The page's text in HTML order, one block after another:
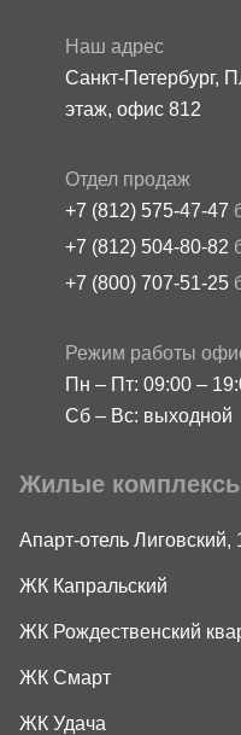
Наш адрес
Санкт-Петербург,
этаж, офис 812
Отдел продаж
+7 (812) 575-47-47
+7 (812) 504-80-82
+7 (800) 707-51-25
Режим работы
Пн – Пт: 09:00 –
Сб – Вс: выходной
Жилые
Апарт-отель Лиговский,
ЖК Капральский
ЖК Рождественский
ЖК Смарт
ЖК Удача